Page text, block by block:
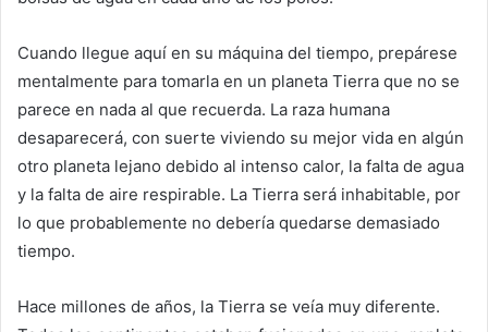
Cuando llegue aquí en su máquina del tiempo, prepárese
mentalmente para tomarla en un planeta Tierra que no se
parece en nada al que recuerda. La raza humana
desaparecerá, con suerte viviendo su mejor vida en algún
otro planeta lejano debido al intenso calor, la falta de agua
y la falta de aire respirable. La Tierra será inhabitable, por
lo que probablemente no debería quedarse demasiado
tiempo.
Hace millones de años, la Tierra se veía muy diferente.